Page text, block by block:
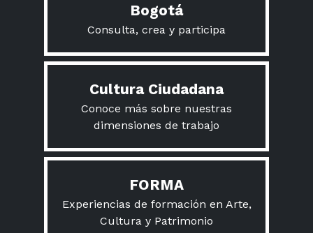
Bogotá
Consulta, crea y participa
Cultura Ciudadana
Conoce más sobre nuestras
dimensiones de trabajo
FORMA
Experiencias de formación en Arte,
Cultura y Patrimonio